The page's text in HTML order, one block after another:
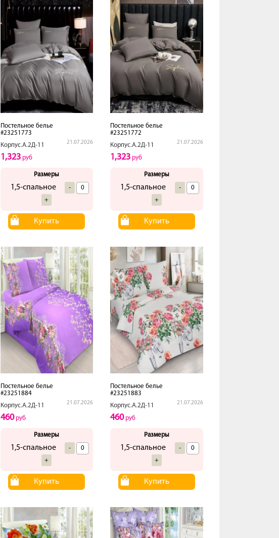
Постельное белье
#23251773
Корпус.А.2Д-11
21.07.2026
1,323руб
Размеры
1,5-спальное
-
+
Купить
Постельное белье
#23251772
Корпус.А.2Д-11
21.07.2026
1,323 руб
Размеры
1,5-спальное
-
+
Купить
Постельное белье
#23251884
Корпус.А.2Д-11
21.07.2026
460руб
Размеры
1,5-спальное
-
+
Купить
Постельное белье
#23251883
Корпус.А.2Д-11
21.07.2026
460руб
Размеры
1,5-спальное
-
+
Купить